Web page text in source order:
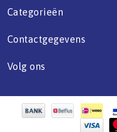
Categorieën
Contactgegevens
Volg ons